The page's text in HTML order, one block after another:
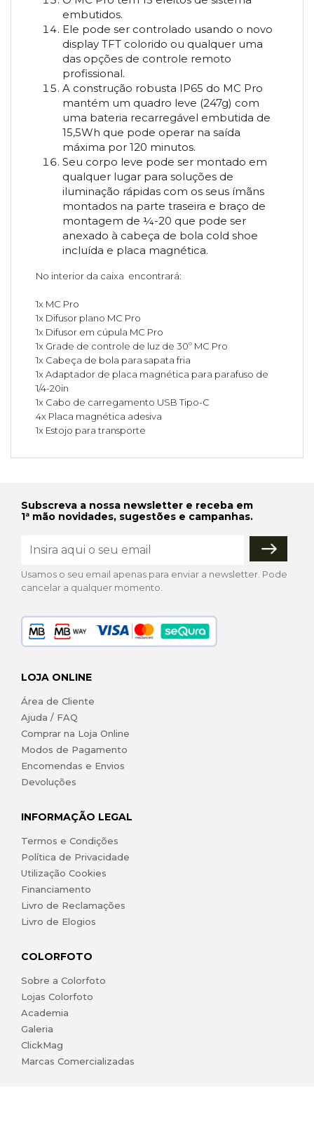
embutidos.
Ele pode ser controlado usando o novo
display TFT colorido ou qualquer uma
das opções de controle remoto
profissional.
A construção robusta IP65 do MC Pro
mantém um quadro leve (247g) com
uma bateria recarregável embutida de
15,5Wh que pode operar na saída
máxima por 120 minutos.
Seu corpo leve pode ser montado em
qualquer lugar para soluções de
iluminação rápidas com os seus ímãns
montados na parte traseira e braço de
montagem de ¼-20 que pode ser
anexado à cabeça de bola cold shoe
incluída e placa magnética.
No interior da caixa encontrará:
1x MC Pro
1x Difusor plano MC Pro
1x Difusor em cúpula MC Pro
1x Grade de controle de luz de 30º MC Pro
1x Cabeça de bola para sapata fria
1x Adaptador de placa magnética para parafuso de
1/4-20in
1x Cabo de carregamento USB Tipo-C
4x Placa magnética adesiva
1x Estojo para transporte
Subscreva a nossa newsletter e receba em
1ª mão novidades, sugestões e campanhas.
Usamos o seu email apenas para enviar a newsletter. Pode
cancelar a qualquer momento.
LOJA ONLINE
Área de Cliente
Ajuda / FAQ
Comprar na Loja Online
Modos de Pagamento
Encomendas e Envios
Devoluções
INFORMAÇÃO LEGAL
Termos e Condições
Política de Privacidade
Utilização Cookies
Financiamento
Livro de Reclamações
Livro de Elogios
COLORFOTO
Sobre a Colorfoto
Lojas Colorfoto
Academia
Galeria
ClickMag
Marcas Comercializadas